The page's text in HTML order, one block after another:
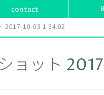
contact
2017-10-03 1.34.02
ョット